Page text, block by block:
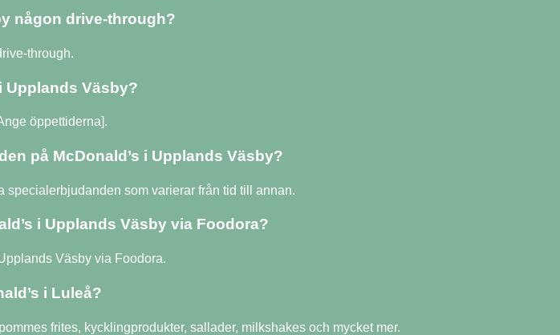
någon drive-through?
through.
Upplands Väsby?
öppettiderna].
på McDonald’s i Upplands Väsby?
specialerbjudanden som varierar från tid till annan.
i Upplands Väsby via Foodora?
Väsby via Foodora.
i Luleå?
frites, kycklingprodukter, sallader, milkshakes och mycket mer.